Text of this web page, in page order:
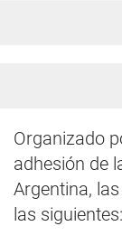
Organizado
adhesión de
Argentina,
las siguientes: